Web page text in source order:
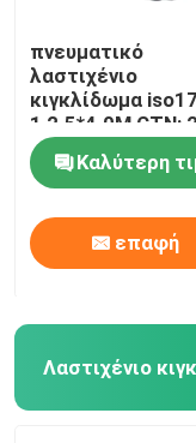
πνευματικό
λαστιχένιο
κιγκλίδωμα
1 2.5*4.0M CTN:
με τη βαλβίδα
ασφάλειας
Καλύτερη
επαφή
Λαστιχένιο